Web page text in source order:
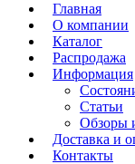
Главная
О компании
Каталог
Распродажа
Информация
Статьи
Обзоры
Доставка и
Контакты